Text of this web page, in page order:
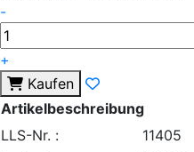
-
+
Kaufen
Artikelbeschreibung
LLS-Nr. :
11405